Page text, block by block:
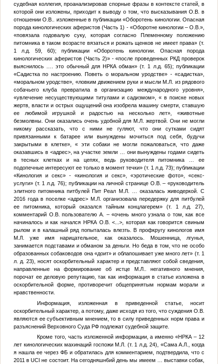
судебная коллегия, проанализировав спорные фразы в контексте статей, в
которой они изложены, приходит к выводу о том, что высказыванияО.В. в
отношенииО.В.
. изложенные в публикации «Оборотень кинологии. Опасная
порода кинологических аферистов (Часть 1) - «Оборотне кинологии –О.В.»,
«повязала годовалую суку, которая согласно Племенному положению
питомника в таком возрасте вязаться и рожать щенков не имеет права» (т.
1 л.д. 59, 60); публикации «Оборотень кинологии. Опасная порода
кинологических аферистов (Часть 2)» - «после проведенных РКД проверок
выяснилось …. это обычный для НРКА обман» (т. 1 л.д. 65); публикации
«Садистка по настроению. Поветь о моральном уродстве» - «садистка»,
«моральном уродстве», «ловким движением руки и мыслиМ.Л. из рядового
собачьего клуба превратила в организацию международного уровня»,
«увлечение несуществующими титулами и садизмом», « в поиске новых
жертв, власти и острых ощущений она изобрела машину смерти, ставшую
ее любимой игрушкой и радостью на несколько лет», «животные
безмолвны. Они оказались очень удобной дляМ.Л. жертвой. Они не могли
никому рассказать, что с ними не гуляют, что они сутками сидят
привязанными к батарее или вынуждены мочиться под себя, будучи
закрытыми в клетке», « эти собаки не могли пожаловаться, что даже
оказавшись в <адрес>, на участке земли … они вынуждены годами сидеть
в тесных клетках и на цепях, ведь руководителя питомника … ее
подопечные интересуют ее только в момент течки» (т. 1 л.д. 73); публикации
«Кинология и секс» - «кинология и секс», «эротические фото», «секс-
услуги» (т. 1 л.д. 76); публикации на личной странице О.В. – «руководитель
элитного питомника питбулей Пит Реал М.Л.
… оказалась живодеркой. С
2016 года в поселке<адрес> М.Л. организовала передержку для питбулей
ее питомника, который оказался тайным концлагерем» (т. 1 л.д. 27),
комментарий О.В. пользователю А.
– «очень много узнала о том, как все
начиналось и как начался НРКА О.В. <...> , которая как говорится свиным
рылом и в калашный ряд попыталась влезть. В профкругу кинологов имя
М.Л.
уже имя нарицательное, как оказалось. Мошенница, лгунья,
занимается подставами и обманом за деньги. Но беда в том, что не особо
образованных собаководов она «доит» и облапошивает уже много лет» (т. 1
л. д. 23), носят оскорбительный характер и представляют собой сведения,
направленные на формирование об истце М.Л.
. негативного мнения,
порочат ее деловую репутацию, так как информация в статье изложена в
оскорбительной форме, противоречит общепринятым нормам морали и
нравственности.
Информация, изложенная в приведенной статье, носит
оскорбительный характер, а потому, даже исходя из того, что сужденияО.В.
являются ее субъективным мнением, то в силу приведенных норм права и
разъяснений Верховного Суда РФ подлежат судебной защите.
Кроме того, часть изложенной информации, а именно «НРКА – 12
лет кинологических махинаций госпожиМ.Л. (т. 1 л.д. 24), «СамаА.Л.
, когда
я нашла ее через ФБ и обратилась для комментарием, подтвердила, что с
2011 в UCI не состоит. На сегодняшн6ий день мы имеем … выставки собак,